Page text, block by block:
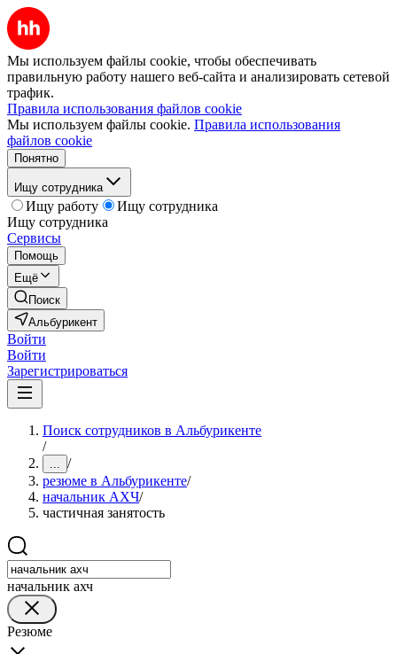
Мы используем файлы cookie, чтобы обеспечивать
правильную работу нашего веб-сайта и анализировать сетевой
трафик.
Правила использования файлов cookie
Мы используем файлы cookie. Правила использования
файлов cookie
Понятно
Ищу сотрудника
Ищу работу
Ищу сотрудника
Ищу сотрудника
Сервисы
Помощь
Ещё
Поиск
Альбурикент
Войти
Войти
Зарегистрироваться
Поиск сотрудников в Альбурикенте
/
... /
резюме в Альбурикенте/
начальник АХЧ/
частичная занятость
начальник ахч
Резюме